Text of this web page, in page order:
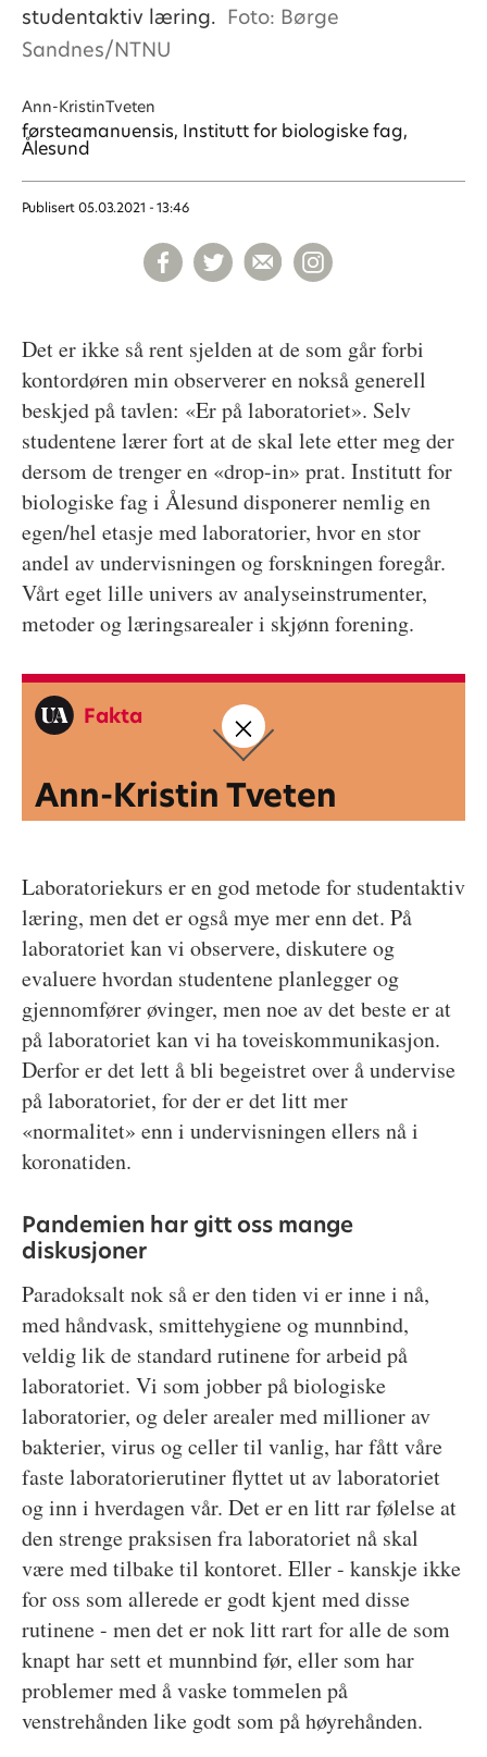
studentaktiv læring. Foto: Børge
Sandnes/NTNU
Ann-KristinTveten
førsteamanuensis, Institutt for biologiske fag,
Ålesund
Publisert 05.03.2021 - 13:46
Det er ikke så rent sjelden at de som går forbi
kontordøren min observerer en nokså generell
beskjed på tavlen: «Er på laboratoriet». Selv
studentene lærer fort at de skal lete etter meg der
dersom de trenger en «drop-in» prat. Institutt for
biologiske fag i Ålesund disponerer nemlig en
egen/hel etasje med laboratorier, hvor en stor
andel av undervisningen og forskningen foregår.
Vårt eget lille univers av analyseinstrumenter,
metoder og læringsarealer i skjønn forening.
Fakta
Ann-Kristin Tveten
Laboratoriekurs er en god metode for studentaktiv
læring, men det er også mye mer enn det. På
laboratoriet kan vi observere, diskutere og
evaluere hvordan studentene planlegger og
gjennomfører øvinger, men noe av det beste er at
på laboratoriet kan vi ha toveiskommunikasjon.
Derfor er det lett å bli begeistret over å undervise
på laboratoriet, for der er det litt mer
«normalitet» enn i undervisningen ellers nå i
koronatiden.
Pandemien har gitt oss mange
diskusjoner
Paradoksalt nok så er den tiden vi er inne i nå,
med håndvask, smittehygiene og munnbind,
veldig lik de standard rutinene for arbeid på
laboratoriet. Vi som jobber på biologiske
laboratorier, og deler arealer med millioner av
bakterier, virus og celler til vanlig, har fått våre
faste laboratorierutiner flyttet ut av laboratoriet
og inn i hverdagen vår. Det er en litt rar følelse at
den strenge praksisen fra laboratoriet nå skal
være med tilbake til kontoret. Eller - kanskje ikke
for oss som allerede er godt kjent med disse
rutinene - men det er nok litt rart for alle de som
knapt har sett et munnbind før, eller som har
problemer med å vaske tommelen på
venstrehånden like godt som på høyrehånden.